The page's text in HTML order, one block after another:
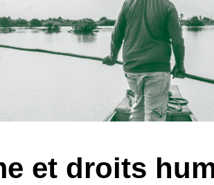
et droits